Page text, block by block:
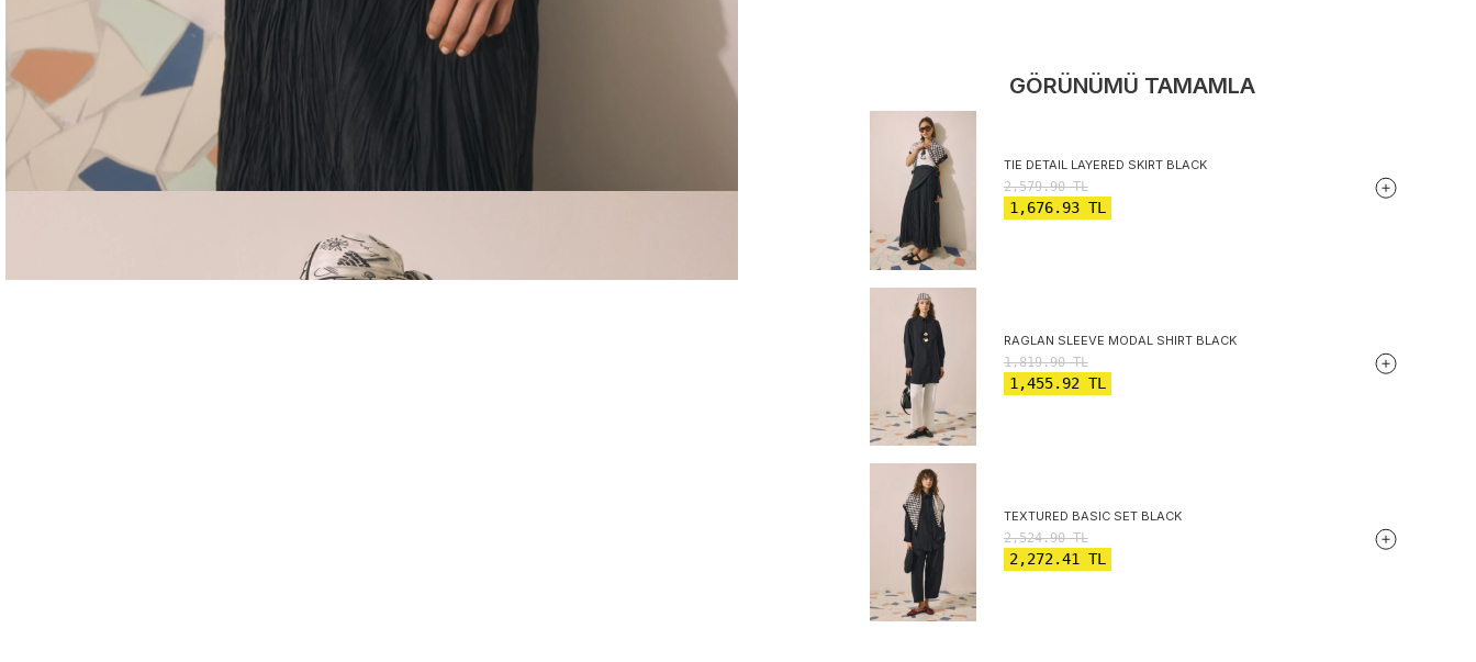
GÖRÜNÜMÜ TAMAMLA
TIE DETAIL LAYERED SKIRT BLACK
2,579.90TL
1,676.93TL
RAGLAN SLEEVE MODAL SHIRT BLACK
1,819.90TL
1,455.92TL
TEXTURED BASIC SET BLACK
2,524.90TL
2,272.41 TL